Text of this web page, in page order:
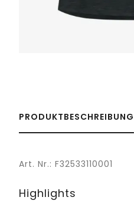
PRODUKTBESCHREIBUNG
Art. Nr.: F32533110001
Highlights